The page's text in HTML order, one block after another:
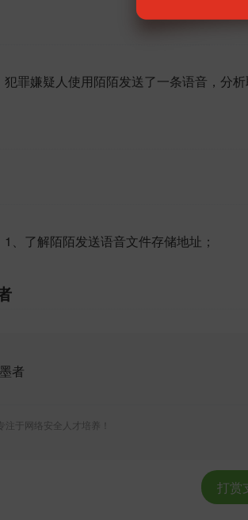
犯罪嫌疑人使用陌陌发送了一条语音，分
1、了解陌陌发送语音文件存储地址；
墨者
注于网络安全人才培养！
打赏